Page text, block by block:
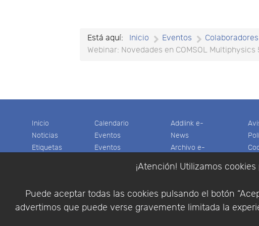
¡Atención! Utilizamos
Puede aceptar todas las cookies pulsando el botón
advertimos que puede verse gravemente limitada la
Está aquí: Inicio Eventos Colaboradores
Webinar: Novedades en COMSOL Multiphysics
Inicio
Noticias
Etiquetas
Cesta
Calendario
Eventos
Eventos
Colaboradores
Descargas
Videos
Addlink e-
News
Archivo e-
Software
Multifisica.com
Síganos
de